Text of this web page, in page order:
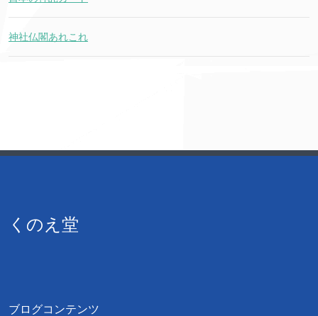
神社仏閣あれこれ
くのえ堂
ブログコンテンツ